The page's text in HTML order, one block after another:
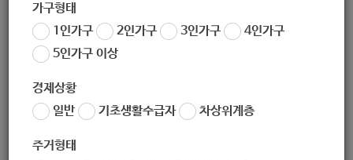
가구형태
1인가구
2인가구 3인가구
4인가구
5인가구 이상
경제상황
일반
기초생활수급자 차상위계층
주거형태